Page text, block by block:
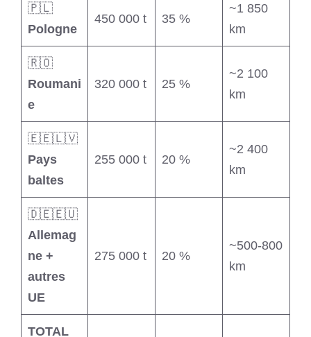
🇵🇱
Pologne
450 000 t 35 %
~1 850
km
🇷🇴
Roumani
e
320 000 t 25 %
~2 100
km
🇪🇪🇱🇻
Pays
baltes
255 000 t 20 %
~2 400
km
🇩🇪🇪🇺
Allemag
ne +
autres
UE
275 000 t 20 %
~500-800
km
TOTAL